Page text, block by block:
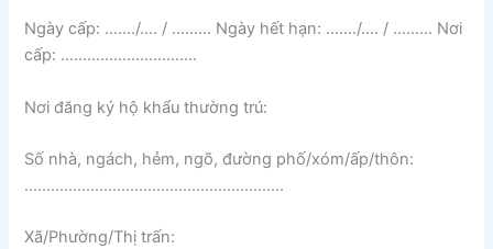
Ngày cấp: ……./…. / ……… Ngày hết hạn: ……./…. / ……… Nơi
cấp: ………………………….
Nơi đăng ký hộ khẩu thường trú:
Số nhà, ngách, hẻm, ngõ, đường phố/xóm/ấp/thôn:
…………………………………………………..
Xã/Phường/Thị trấn: